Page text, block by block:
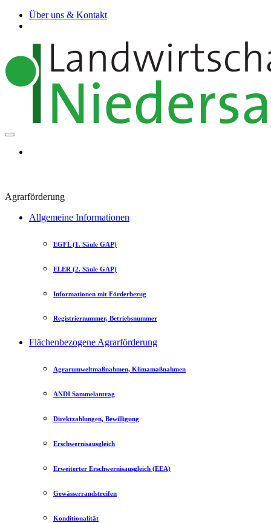
Über uns & Kontakt
Agrarförderung
Allgemeine Informationen
EGFL (1. Säule GAP)
ELER (2. Säule GAP)
Informationen mit Förderbezug
Registriernummer, Betriebsnummer
Flächenbezogene Agrarförderung
Agrarumweltmaßnahmen, Klimamaßnahmen
ANDI Sammelantrag
Direktzahlungen, Bewilligung
Erschwernisausgleich
Erweiterter Erschwernisausgleich (EEA)
Gewässerrandstreifen
Konditionalität